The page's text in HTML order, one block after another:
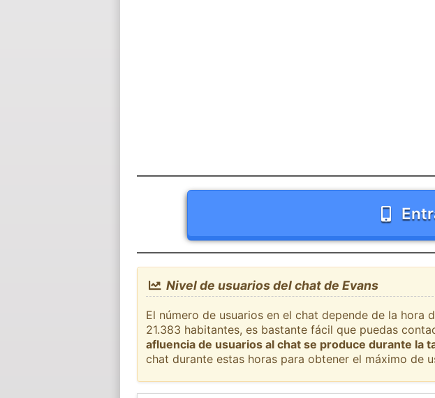
Nivel de usuarios del chat de Evans
El número de usuarios en el chat depende de la hora
21.383 habitantes, es bastante fácil que puedas
afluencia de usuarios al chat se produce durante la
chat durante estas horas para obtener el máximo de